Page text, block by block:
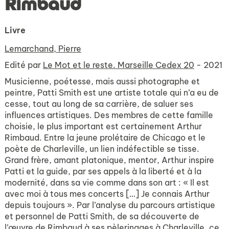
Rimbaud
Livre
Lemarchand, Pierre
Edité par Le Mot et le reste. Marseille Cedex 20 - 2021
Musicienne, poétesse, mais aussi photographe et
peintre, Patti Smith est une artiste totale qui n’a eu de
cesse, tout au long de sa carrière, de saluer ses
influences artistiques. Des membres de cette famille
choisie, le plus important est certainement Arthur
Rimbaud. Entre la jeune prolétaire de Chicago et le
poète de Charleville, un lien indéfectible se tisse.
Grand frère, amant platonique, mentor, Arthur inspire
Patti et la guide, par ses appels à la liberté et à la
modernité, dans sa vie comme dans son art : « Il est
avec moi à tous mes concerts […] Je connais Arthur
depuis toujours ». Par l’analyse du parcours artistique
et personnel de Patti Smith, de sa découverte de